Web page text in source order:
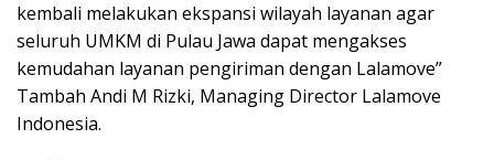
kembali melakukan ekspansi wilayah layanan agar
seluruh UMKM di Pulau Jawa dapat mengakses
kemudahan layanan pengiriman dengan Lalamove”
Tambah Andi M Rizki, Managing Director Lalamove
Indonesia.